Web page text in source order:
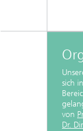
sich
von
Dr.